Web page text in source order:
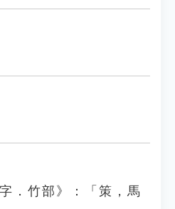
．竹部》：「策，馬